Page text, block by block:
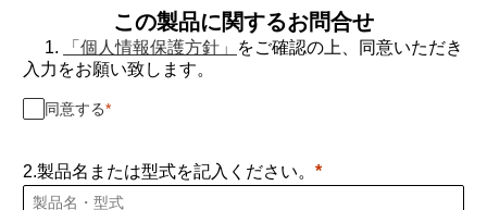
この製品に関するお問合せ
1. 「個人情報保護方針」
をご確認の上、同意いただき
入力をお願い致します。
同意する
2.製品名または型式を記入ください。